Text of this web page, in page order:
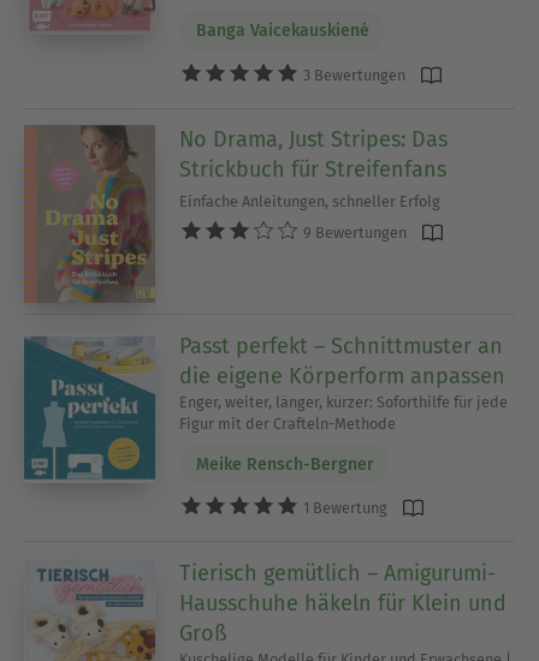
Banga Vaicekauskienė
3 Bewertungen
No Drama, Just Stripes: Das
Strickbuch für Streifenfans
Einfache Anleitungen, schneller Erfolg
9 Bewertungen
Passt perfekt – Schnittmuster an
die eigene Körperform anpassen
Enger, weiter, länger, kürzer: Soforthilfe für jede
Figur mit der Crafteln-Methode
Meike Rensch-Bergner
1 Bewertung
Tierisch gemütlich – Amigurumi-
Hausschuhe häkeln für Klein und
Groß